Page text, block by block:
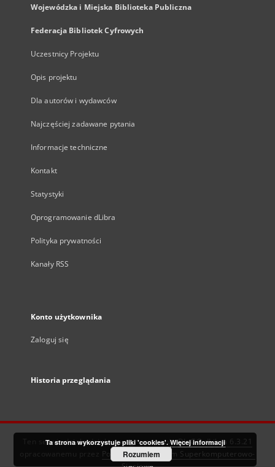
Wojewódzka i Miejska Biblioteka Publiczna
Federacja Bibliotek Cyfrowych
Uczestnicy Projektu
Opis projektu
Dla autorów i wydawców
Najczęściej zadawane pytania
Informacje techniczne
Kontakt
Statystyki
Oprogramowanie dLibra
Polityka prywatności
Kanały RSS
Konto użytkownika
Zaloguj się
Historia przeglądania
Ten serwis działa dzięki oprogramowaniuDInGO dLibra 6.3.21
Poznańskie Centrum Superkomputerowo-
Ta strona wykorzystuje pliki 'cookies'. Więcej informacji
Rozumiem